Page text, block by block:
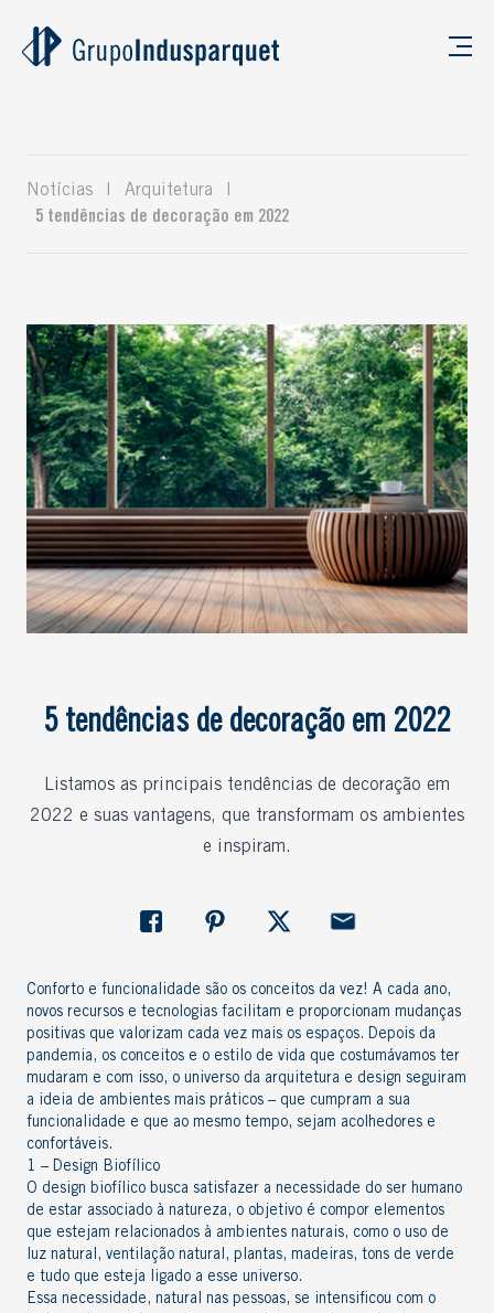
Notícias Arquitetura
5 tendências de decoração em 2022
5 tendências de decoração em 2022
Listamos as principais tendências de decoração em
2022 e suas vantagens, que transformam os ambientes
e inspiram.
Conforto e funcionalidade são os conceitos da vez! A cada ano,
novos recursos e tecnologias facilitam e proporcionam mudanças
positivas que valorizam cada vez mais os espaços. Depois da
pandemia, os conceitos e o estilo de vida que costumávamos ter
mudaram e com isso, o universo da arquitetura e design seguiram
a ideia de ambientes mais práticos – que cumpram a sua
funcionalidade e que ao mesmo tempo, sejam acolhedores e
confortáveis.
1 – Design Biofílico
O design biofílico busca satisfazer a necessidade do ser humano
de estar associado à natureza, o objetivo é compor elementos
que estejam relacionados à ambientes naturais, como o uso de
luz natural, ventilação natural, plantas, madeiras, tons de verde
e tudo que esteja ligado a esse universo.
Essa necessidade, natural nas pessoas, se intensificou com o